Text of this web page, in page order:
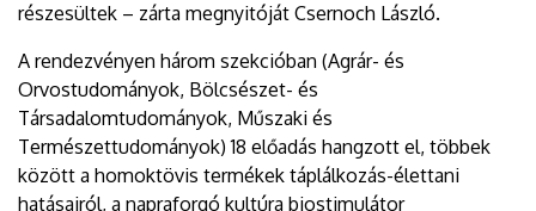
részesültek – zárta megnyitóját Csernoch László.
A rendezvényen három szekcióban (Agrár- és
Orvostudományok, Bölcsészet- és
Társadalomtudományok, Műszaki és
Természettudományok) 18 előadás hangzott el, többek
között a homoktövis termékek táplálkozás-élettani
hatásairól, a napraforgó kultúra biostimulátor